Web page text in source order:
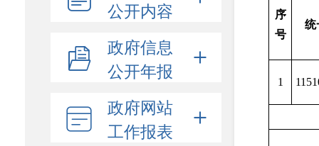
公开内容
政府信息
公开年报
政府网站
工作报表
序
号
统
1